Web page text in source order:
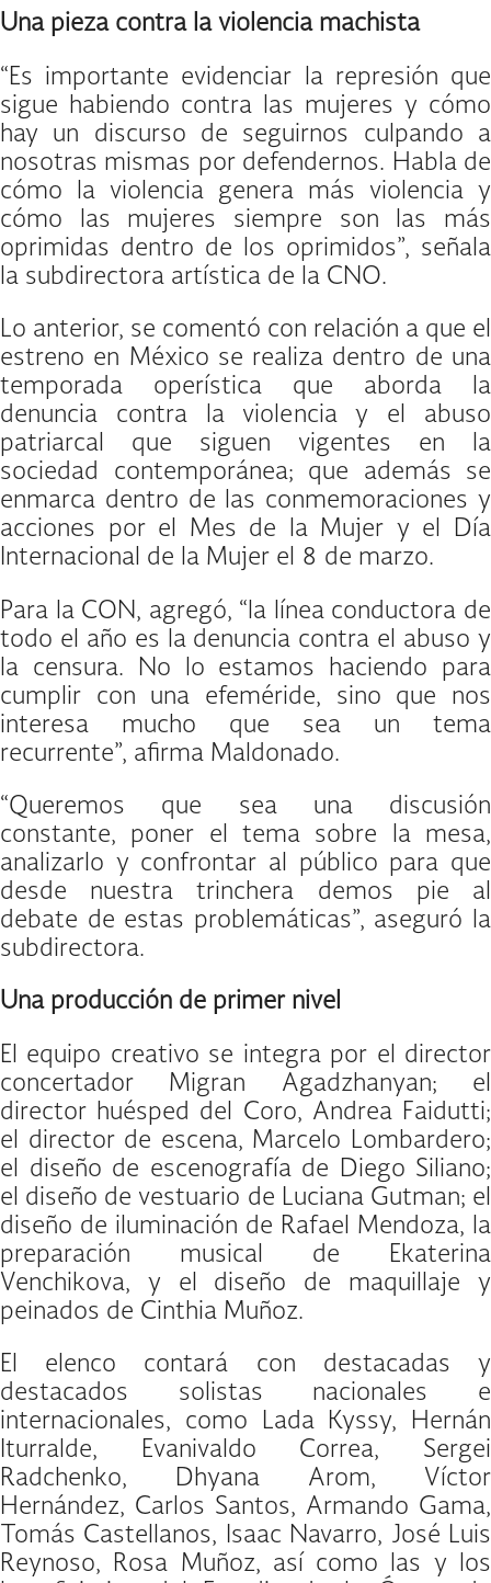
Una pieza contra la violencia machista
“Es importante evidenciar la represión que
sigue habiendo contra las mujeres y cómo
hay un discurso de seguirnos culpando a
nosotras mismas por defendernos. Habla de
cómo la violencia genera más violencia y
cómo las mujeres siempre son las más
oprimidas dentro de los oprimidos”, señala
la subdirectora artística de la CNO.
Lo anterior, se comentó con relación a que el
estreno en México se realiza dentro de una
temporada operística que aborda la
denuncia contra la violencia y el abuso
patriarcal que siguen vigentes en la
sociedad contemporánea; que además se
enmarca dentro de las conmemoraciones y
acciones por el Mes de la Mujer y el Día
Internacional de la Mujer el 8 de marzo.
Para la CON, agregó, “la línea conductora de
todo el año es la denuncia contra el abuso y
la censura. No lo estamos haciendo para
cumplir con una efeméride, sino que nos
interesa mucho que sea un tema
recurrente”, afirma Maldonado.
“Queremos que sea una discusión
constante, poner el tema sobre la mesa,
analizarlo y confrontar al público para que
desde nuestra trinchera demos pie al
debate de estas problemáticas”, aseguró la
subdirectora.
Una producción de primer nivel
El equipo creativo se integra por el director
concertador Migran Agadzhanyan; el
director huésped del Coro, Andrea Faidutti;
el director de escena, Marcelo Lombardero;
el diseño de escenografía de Diego Siliano;
el diseño de vestuario de Luciana Gutman; el
diseño de iluminación de Rafael Mendoza, la
preparación musical de Ekaterina
Venchikova, y el diseño de maquillaje y
peinados de Cinthia Muñoz.
El elenco contará con destacadas y
destacados solistas nacionales e
internacionales, como Lada Kyssy, Hernán
Iturralde, Evanivaldo Correa, Sergei
Radchenko, Dhyana Arom, Víctor
Hernández, Carlos Santos, Armando Gama,
Tomás Castellanos, Isaac Navarro, José Luis
Reynoso, Rosa Muñoz, así como las y los